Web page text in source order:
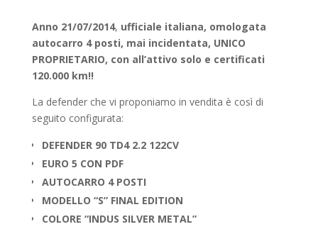
Anno 21/07/2014, ufficiale italiana, omologata
autocarro 4 posti, mai incidentata, UNICO
PROPRIETARIO, con all’attivo solo e certificati
120.000 km!!
La defender che vi proponiamo in vendita è così di
seguito configurata:
DEFENDER 90 TD4 2.2 122CV
EURO 5 CON PDF
AUTOCARRO 4 POSTI
MODELLO “S” FINAL EDITION
COLORE “INDUS SILVER METAL”